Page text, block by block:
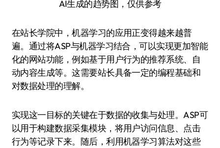
AI生成的趋势图，仅供参考
在站长学院中，机器学习的应用正变得越来越普
遍。通过将ASP与机器学习结合，可以实现更加智能
化的网站功能，例如基于用户行为的推荐系统、自
动内容生成等。这需要站长具备一定的编程基础和
对数据处理的理解。
实现这一目标的关键在于数据的收集与处理。ASP可
以用于构建数据采集模块，将用户访问信息、点击
行为等记录下来。随后，利用机器学习算法对这些